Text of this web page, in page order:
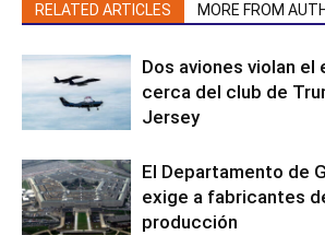
RELATED ARTICLES MORE FROM
Dos aviones violan el
cerca del club de
Jersey
El Departamento de
exige a fabricantes
producción